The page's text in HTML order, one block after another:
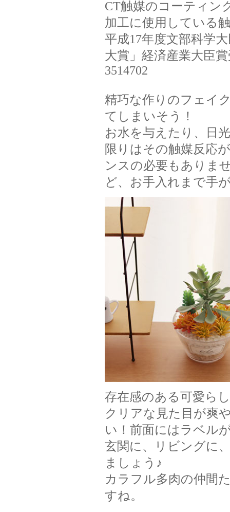
CT触媒のコーティン
加工に使用している
平成17年度文部科学
大賞」経済産業大臣
3514702
精巧な作りのフェイ
てしまいそう！
お水を与えたり、日
限りはその触媒反応
ンスの必要もありま
ど、お手入れまで手
存在感のある可愛ら
クリアな見た目が爽
い！前面にはラベル
玄関に、リビングに
ましょう♪
カラフル多肉の仲間
すね。